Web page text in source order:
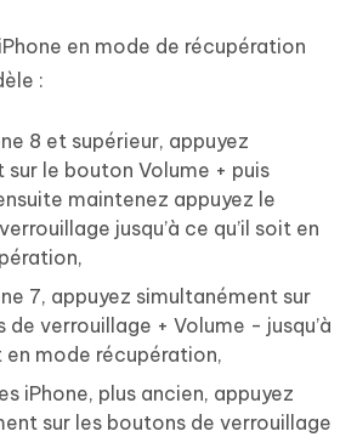
en mode de récupération
:
8 et supérieur, appuyez
sur le bouton Volume + puis
maintenez appuyez le
jusqu’à ce qu’il soit en
7, appuyez simultanément sur
de verrouillage + Volume - jusqu’à
en mode récupération,
iPhone, plus ancien, appuyez
sur les boutons de verrouillage